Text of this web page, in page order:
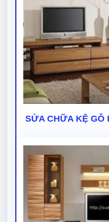
SỬA CHỮA KỆ GỖ